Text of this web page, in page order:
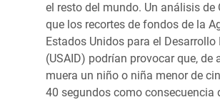
el resto del mundo. Un análisis de
que los recortes de fondos de la
Estados Unidos para el
(USAID) podrían provocar que, de
muera un niño o niña menor de
40 segundos como consecuencia